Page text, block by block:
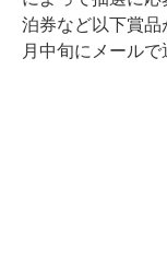
泊券など以下賞
月中旬にメールで